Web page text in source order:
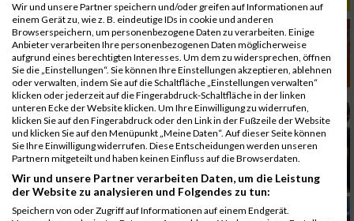
Wir und unsere Partner speichern und/oder greifen auf Informationen auf
einem Gerät zu, wie z. B. eindeutige IDs in cookie und anderen
Browserspeichern, um personenbezogene Daten zu verarbeiten. Einige
Anbieter verarbeiten Ihre personenbezogenen Daten möglicherweise
aufgrund eines berechtigten Interesses. Um dem zu widersprechen, öffnen
Sie die „Einstellungen“. Sie können Ihre Einstellungen akzeptieren, ablehnen
oder verwalten, indem Sie auf die Schaltfläche „Einstellungen verwalten“
klicken oder jederzeit auf die Fingerabdruck-Schaltfläche in der linken
unteren Ecke der Website klicken. Um Ihre Einwilligung zu widerrufen,
klicken Sie auf den Fingerabdruck oder den Link in der Fußzeile der Website
und klicken Sie auf den Menüpunkt „Meine Daten“. Auf dieser Seite können
Sie Ihre Einwilligung widerrufen. Diese Entscheidungen werden unseren
Partnern mitgeteilt und haben keinen Einfluss auf die Browserdaten.
Wir und unsere Partner verarbeiten Daten, um die Leistung
der Website zu analysieren und Folgendes zu tun:
Speichern von oder Zugriff auf Informationen auf einem Endgerät.